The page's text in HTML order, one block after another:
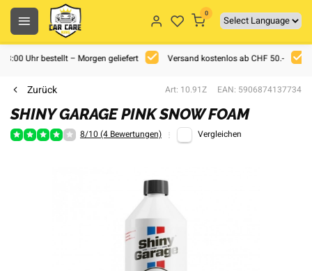
0
Uhr bestellt – Morgen geliefert Versand kostenlos ab CHF 50.-
Zurück Art: 10.91Z EAN: 5906874137734
SHINY GARAGE PINK SNOW FOAM
8/10 (4 Bewertungen) Vergleichen